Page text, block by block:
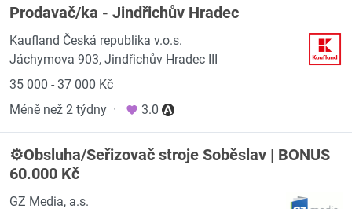
Prodavač/ka - Jindřichův Hradec
Kaufland Česká republika v.o.s.
Jáchymova 903, Jindřichův Hradec III
35 000 - 37 000 Kč
Méně než 2 týdny · 3.0
⚙️Obsluha/Seřizovač stroje Soběslav | BONUS
60.000 Kč
GZ Media, a.s.